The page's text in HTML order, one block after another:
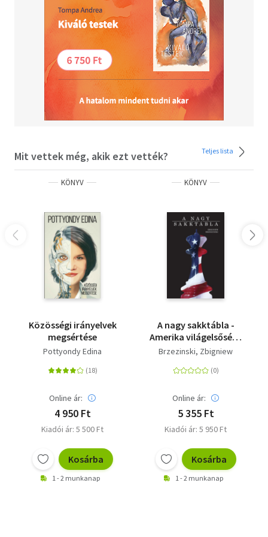
Mit vettek még, akik ezt vették? Teljes lista
KÖNYV
Közösségi irányelvek
megsértése
Pottyondy Edina
Online ár:
4 950 Ft
Kiadói ár: 5 500 Ft
Kosárba
1 - 2 munkanap
KÖNYV
A nagy sakktábla -
Amerika világelsősége
és geopolitikai
Brzezinski, Zbigniew
Online ár:
5 355 Ft
Kiadói ár: 5 950 Ft
Kosárba
1 - 2 munkanap